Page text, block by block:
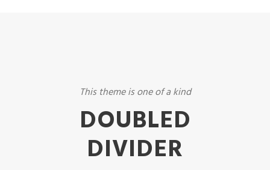
This theme is one of a kind
DOUBLED
DIVIDER